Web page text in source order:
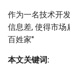
Introduction to
Development
突击
女娲补天-体系
作为一名技术开
信息差, 使得市场
百姓家"
本文关键词: